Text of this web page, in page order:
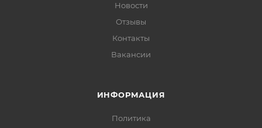
Новости
Отзывы
Контакты
Вакансии
ИНФОРМАЦИЯ
Политика